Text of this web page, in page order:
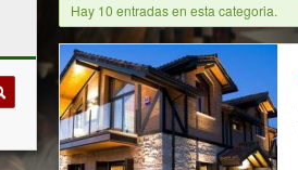
Hay 10 entradas en esta categoria.